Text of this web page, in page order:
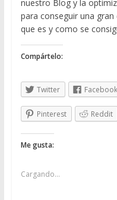
nuestro Blog y la
para conseguir una
que es y como se
Compártelo:
Twitter Facebook
Pinterest Reddit
Me gusta:
Cargando...